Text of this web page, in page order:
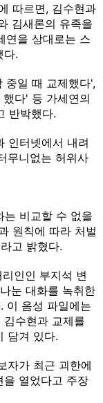
따르면, 김수현과
김새론의 유족을
연을 상대로는 스
다.
중일 때 교제했다',
다' 등 가세연의
반박했다.
인터넷에서 내려
무니없는 허위사
는 비교할 수 없을
원칙에 따라 처벌
고 밝혔다.
인인 부지석 변
눈 대화를 녹취한
이 음성 파일에는
수현과 교제를
담겨 있다.
자가 최근 괴한에
열었다고 주장